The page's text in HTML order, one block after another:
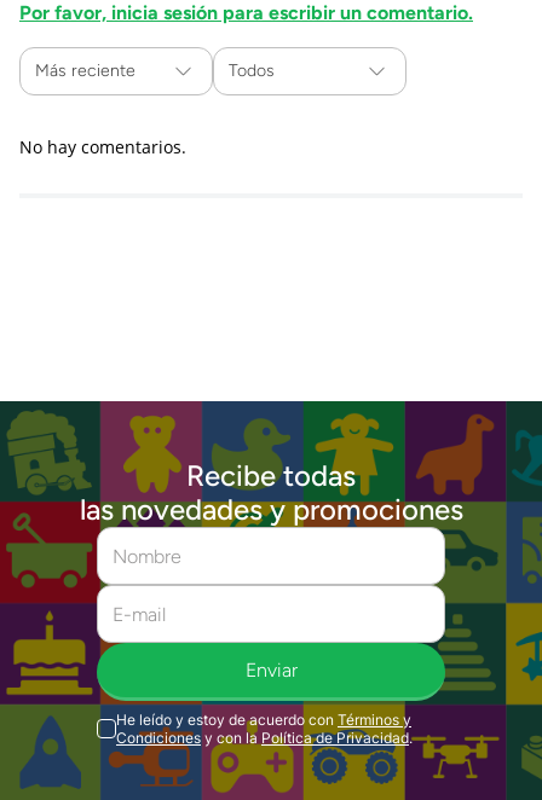
Por favor, inicia sesión para escribir un comentario.
Más reciente Todos
No hay comentarios.
Recibe todas
las novedades y promociones
Enviar
He leído y estoy de acuerdo con Términos y
Condiciones y con la Política de Privacidad.